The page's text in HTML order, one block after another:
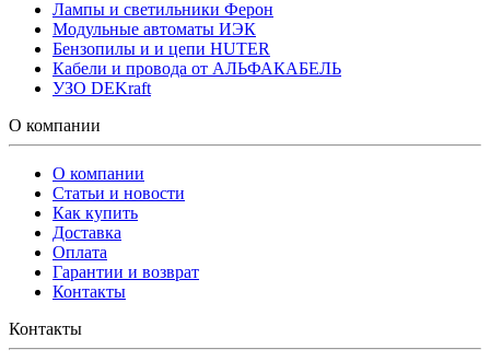
Лампы и светильники Ферон
Модульные автоматы ИЭК
Бензопилы и и цепи HUTER
Кабели и провода от АЛЬФАКАБЕЛЬ
УЗО DEKraft
О компании
О компании
Статьи и новости
Как купить
Доставка
Оплата
Гарантии и возврат
Контакты
Контакты